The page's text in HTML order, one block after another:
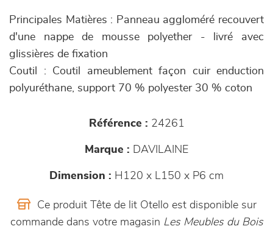
Principales Matières : Panneau aggloméré recouvert
d'une nappe de mousse polyether - livré avec
glissières de fixation
Coutil : Coutil ameublement façon cuir enduction
polyuréthane, support 70 % polyester 30 % coton
Référence : 24261
Marque : DAVILAINE
Dimension : H120 x L150 x P6 cm
Ce produit Tête de lit Otello est disponible sur
commande dans votre magasin Les Meubles du Bois